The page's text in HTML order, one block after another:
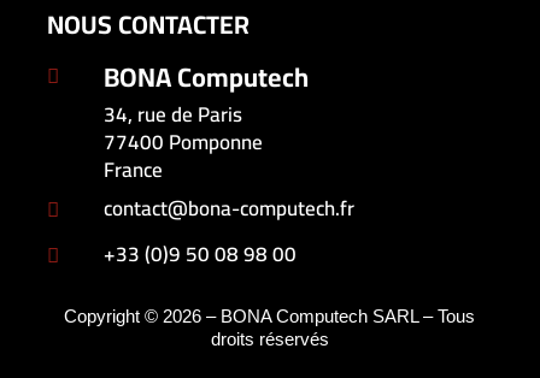
NOUS CONTACTER
 BONA Computech
34, rue de Paris
77400 Pomponne
France
 contact@bona-computech.fr
 +33 (0)9 50 08 98 00
Copyright © 2026 – BONA Computech SARL – Tous
droits réservés